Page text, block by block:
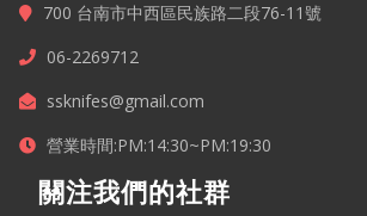
700 台南市中西區民族路二段76-11號
06-2269712
ssknifes@gmail.com
營業時間:PM:14:30~PM:19:30
關注我們的社群